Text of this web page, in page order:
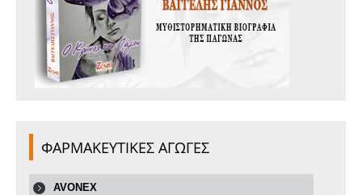
ΦΑΡΜΑΚΕΥΤΙΚΕΣ ΑΓΩΓΕΣ
AVONEX